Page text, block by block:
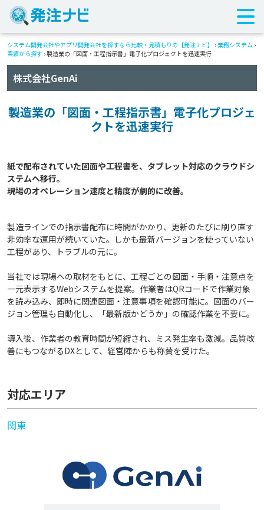
システム開発会社やアプリ開発会社を探すなら比較・見積もりの【発注ナビ】 › 業務システム ›
実績から探す ›製造業の「図面・工程指示書」電子化プロジェクトを迅速実行
株式会社GenAi
製造業の「図面・工程指示書」電子化プロジェ
クトを迅速実行
紙で配布されていた図面や工程書を、タブレット対応のクラウドシ
ステムへ移行。
製造ラインでの指示書配布に時間がかかり、更新のたびに刷り直す
非効率な運用が続いていた。しかも最新バージョンを使っていない
工程があり、トラブルの元に。
当社では現場への取材をもとに、工程ごとの図面・手順・注意点を
一元表示するWebシステムを提案。作業者はQRコードで作業対象
を読み込み、即時に関連図面・注意事項を確認可能に。図面のバー
ジョン管理も自動化し、「最新版かどうか」の確認作業を不要に。
導入後、作業者の教育時間が短縮され、ミス発生率も激減。品質改
善にもつながるDXとして、経営陣からも称賛を受けた。
対応エリア
関東